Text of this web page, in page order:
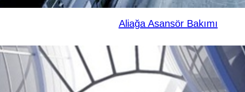
Aliağa Asansör Bakımı